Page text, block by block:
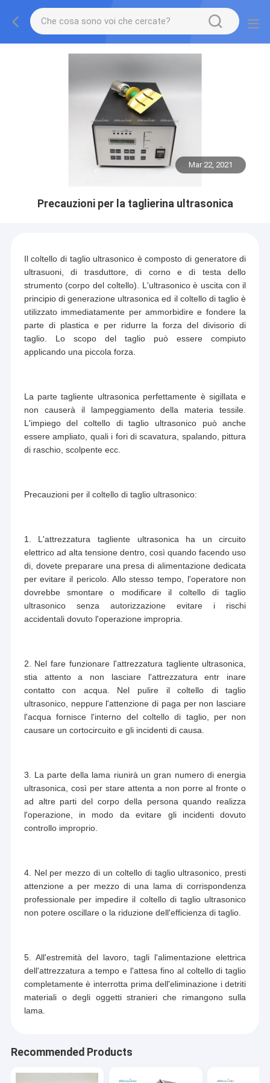
Mar 22, 2021
Precauzioni per la taglierina ultrasonica
Il coltello di taglio ultrasonico è composto di generatore di
ultrasuoni, di trasduttore, di corno e di testa dello
strumento (corpo del coltello). L'ultrasonico è uscita con il
principio di generazione ultrasonica ed il coltello di taglio è
utilizzato immediatamente per ammorbidire e fondere la
parte di plastica e per ridurre la forza del divisorio di
taglio. Lo scopo del taglio può essere compiuto
applicando una piccola forza.
La parte tagliente ultrasonica perfettamente è sigillata e
non causerà il lampeggiamento della materia tessile.
L'impiego del coltello di taglio ultrasonico può anche
essere ampliato, quali i fori di scavatura, spalando, pittura
di raschio, scolpente ecc.
Precauzioni per il coltello di taglio ultrasonico:
1. L'attrezzatura tagliente ultrasonica ha un circuito
elettrico ad alta tensione dentro, così quando facendo uso
di, dovete preparare una presa di alimentazione dedicata
per evitare il pericolo. Allo stesso tempo, l'operatore non
dovrebbe smontare o modificare il coltello di taglio
ultrasonico senza autorizzazione evitare i rischi
accidentali dovuto l'operazione impropria.
2. Nel fare funzionare l'attrezzatura tagliente ultrasonica,
stia attento a non lasciare l'attrezzatura entr inare
contatto con acqua. Nel pulire il coltello di taglio
ultrasonico, neppure l'attenzione di paga per non lasciare
l'acqua fornisce l'interno del coltello di taglio, per non
causare un cortocircuito e gli incidenti di causa.
3. La parte della lama riunirà un gran numero di energia
ultrasonica, così per stare attenta a non porre al fronte o
ad altre parti del corpo della persona quando realizza
l'operazione, in modo da evitare gli incidenti dovuto
controllo improprio.
4. Nel per mezzo di un coltello di taglio ultrasonico, presti
attenzione a per mezzo di una lama di corrispondenza
professionale per impedire il coltello di taglio ultrasonico
non potere oscillare o la riduzione dell'efficienza di taglio.
5. All'estremità del lavoro, tagli l'alimentazione elettrica
dell'attrezzatura a tempo e l'attesa fino al coltello di taglio
completamente è interrotta prima dell'eliminazione i detriti
materiali o degli oggetti stranieri che rimangono sulla
lama.
Recommended Products